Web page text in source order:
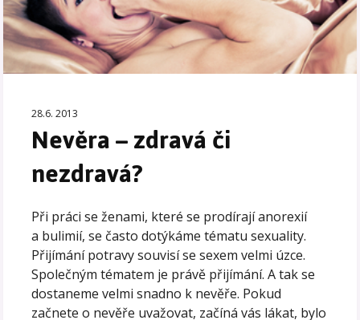
28.6. 2013
Nevěra – zdravá či
nezdravá?
Při práci se ženami, které se prodírají anorexií
a bulimií, se často dotýkáme tématu sexuality.
Přijímání potravy souvisí se sexem velmi úzce.
Společným tématem je právě přijímání. A tak se
dostaneme velmi snadno k nevěře. Pokud
začnete o nevěře uvažovat, začíná vás lákat, bylo